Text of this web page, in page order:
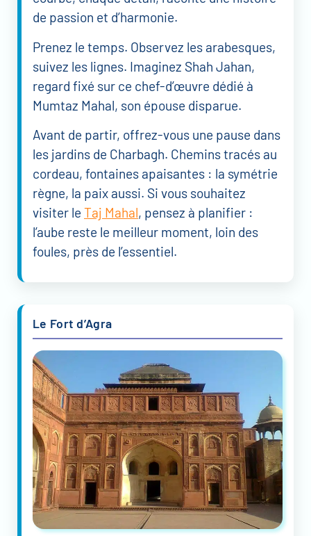
de passion et d’harmonie.
Prenez le temps. Observez les arabesques,
suivez les lignes. Imaginez Shah Jahan,
regard fixé sur ce chef-d’œuvre dédié à
Mumtaz Mahal, son épouse disparue.
Avant de partir, offrez-vous une pause dans
les jardins de Charbagh. Chemins tracés au
cordeau, fontaines apaisantes : la symétrie
règne, la paix aussi. Si vous souhaitez
visiter le Taj Mahal, pensez à planifier :
l’aube reste le meilleur moment, loin des
foules, près de l’essentiel.
Le Fort d’Agra